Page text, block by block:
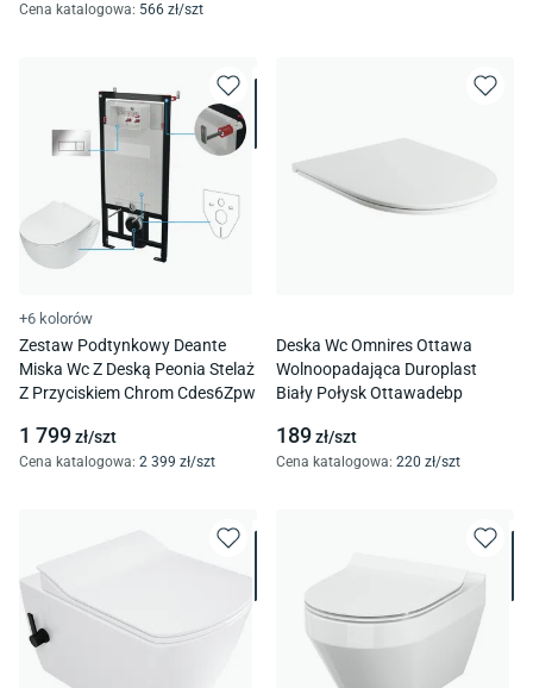
Cena katalogowa: 566 zł/szt
+6 kolorów
Zestaw Podtynkowy Deante
Miska Wc Z Deską Peonia Stelaż
Z Przyciskiem Chrom Cdes6Zpw
1 799zł/szt
Cena katalogowa: 2 399 zł/szt
Deska Wc Omnires Ottawa
Wolnoopadająca Duroplast
Biały Połysk Ottawadebp
189zł/szt
Cena katalogowa: 220 zł/szt